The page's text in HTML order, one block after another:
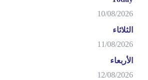
10/08/2026
الثلاثاء
11/08/2026
الأربعاء
12/08/2026